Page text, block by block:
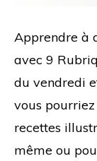
Apprendre à
avec 9
du vendredi
vous
recettes
même ou